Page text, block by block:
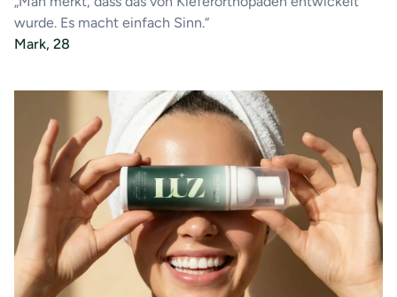
wurde. Es macht einfach Sinn.“
Mark, 28